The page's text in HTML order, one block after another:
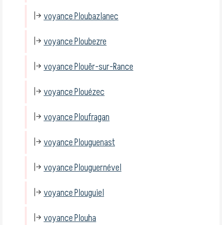
voyance Ploubazlanec
voyance Ploubezre
voyance Plouër-sur-Rance
voyance Plouézec
voyance Ploufragan
voyance Plouguenast
voyance Plouguernével
voyance Plouguiel
voyance Plouha